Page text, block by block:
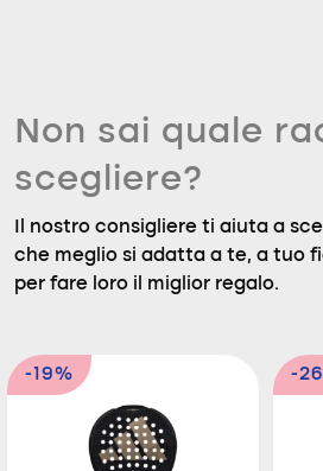
Non sai quale
scegliere?
Il nostro consigliere ti aiuta a
che meglio si adatta a te, a tuo
per fare loro il miglior regalo.
-19% -